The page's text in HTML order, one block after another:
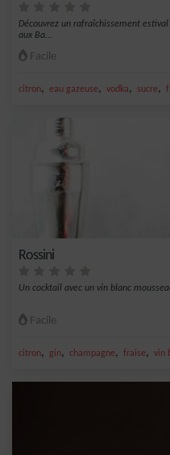
Découvrez un rafraîchissement
aux Ba...
Facile
citron, eau gazeuse, vodka, sucre,
Rossini
Un cocktail avec un vin blanc
Facile
citron, gin, champagne, fraise, vin